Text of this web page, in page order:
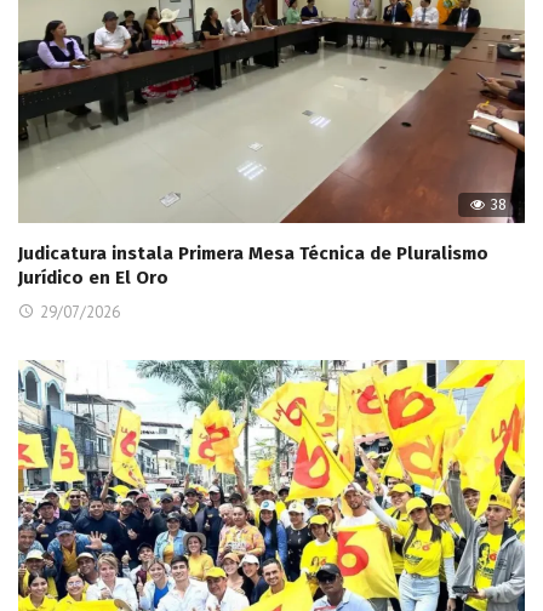
38
Judicatura instala Primera Mesa Técnica de Pluralismo
Jurídico en El Oro
29/07/2026